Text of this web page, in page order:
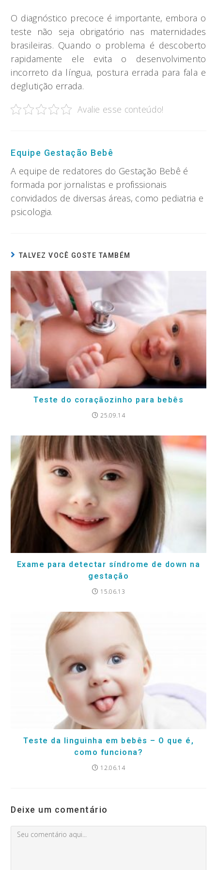
O diagnóstico precoce é importante, embora o
teste não seja obrigatório nas maternidades
brasileiras. Quando o problema é descoberto
rapidamente ele evita o desenvolvimento
incorreto da língua, postura errada para fala e
deglutição errada.
Avalie esse conteúdo!
Equipe Gestação Bebê
A equipe de redatores do Gestação Bebê é
formada por jornalistas e profissionais
convidados de diversas áreas, como pediatria e
psicologia.
TALVEZ VOCÊ GOSTE TAMBÉM
Teste do coraçãozinho para bebês
25.09.14
Exame para detectar síndrome de down na
gestação
15.06.13
Teste da linguinha em bebês – O que é,
como funciona?
12.06.14
Deixe um comentário
Comment